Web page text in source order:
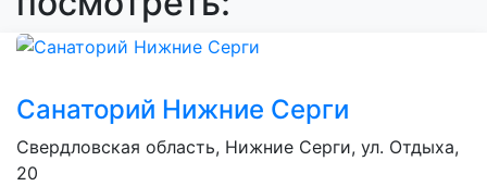
Санаторий Нижние Серги
Свердловская область, Нижние Серги, ул. Отдыха,
20